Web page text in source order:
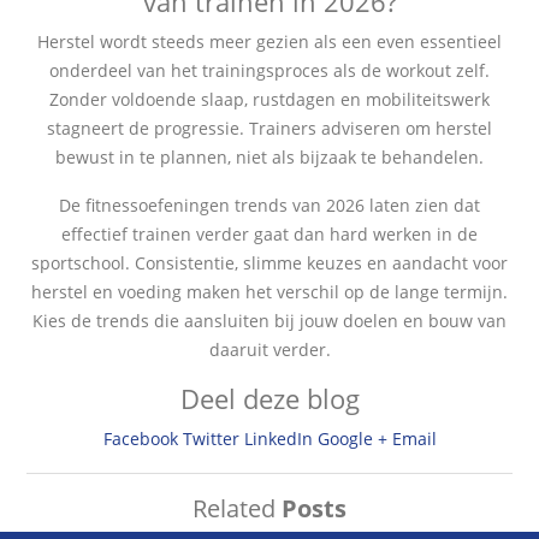
Herstel wordt steeds meer gezien als een even essentieel
onderdeel van het trainingsproces als de workout zelf.
Zonder voldoende slaap, rustdagen en mobiliteitswerk
stagneert de progressie. Trainers adviseren om herstel
bewust in te plannen, niet als bijzaak te behandelen.
De fitnessoefeningen trends van 2026 laten zien dat
effectief trainen verder gaat dan hard werken in de
sportschool. Consistentie, slimme keuzes en aandacht voor
herstel en voeding maken het verschil op de lange termijn.
Kies de trends die aansluiten bij jouw doelen en bouw van
daaruit verder.
Deel deze blog
Facebook Twitter LinkedIn Google + Email
Related Posts